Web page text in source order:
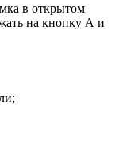
в открытом
на кнопку А и